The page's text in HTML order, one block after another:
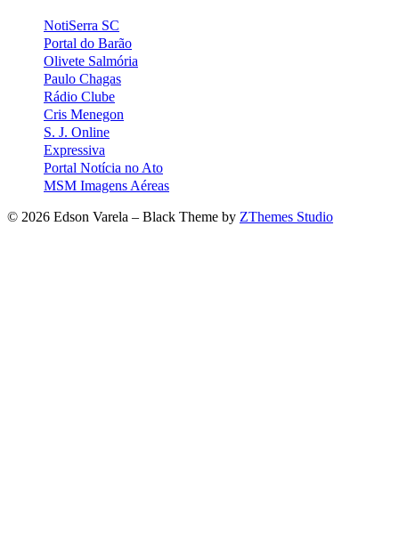
NotiSerra SC
Portal do Barão
Olivete Salmória
Paulo Chagas
Rádio Clube
Cris Menegon
S. J. Online
Expressiva
Portal Notícia no Ato
MSM Imagens Aéreas
© 2026 Edson Varela – Black Theme by ZThemes Studio